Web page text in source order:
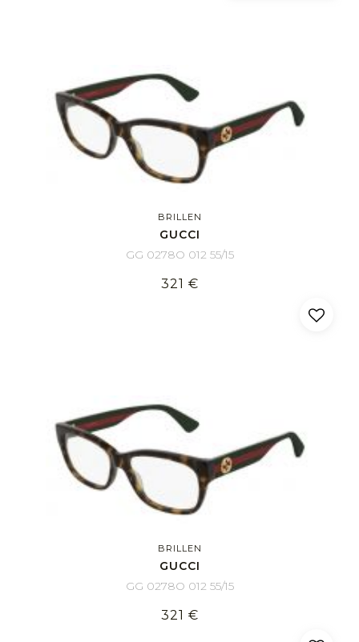
BRILLEN
GUCCI
GG 0278O 012 55/15
321 €
BRILLEN
GUCCI
GG 0278O 012 55/15
321 €